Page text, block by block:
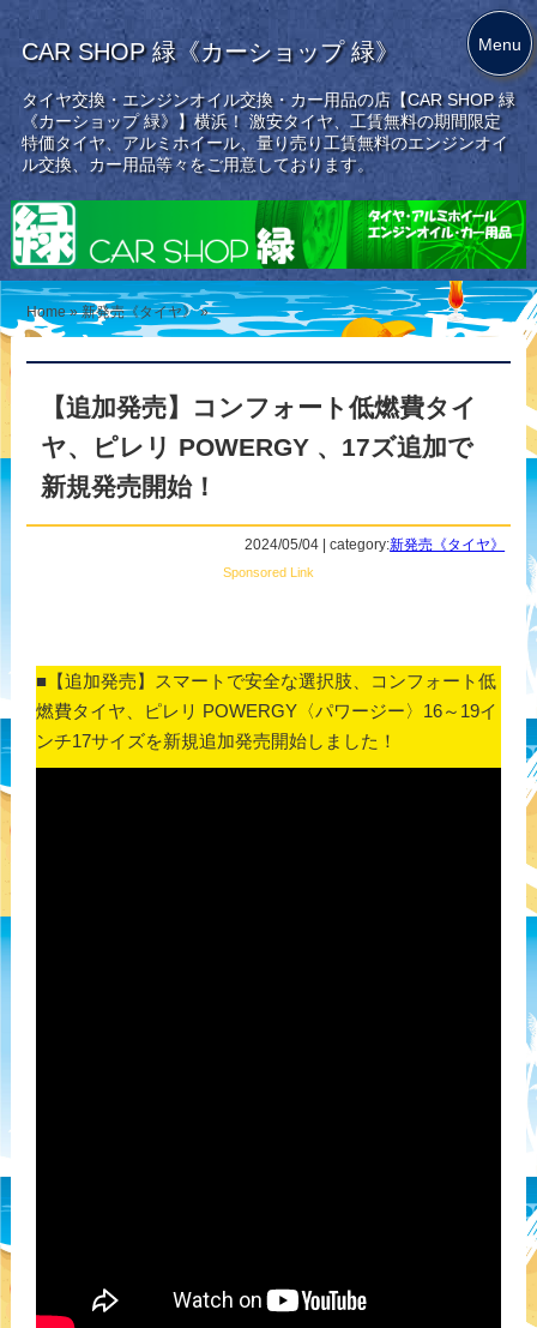
CAR SHOP 緑《カーショップ 緑》
タイヤ交換・エンジンオイル交換・カー用品の店【CAR SHOP 緑
《カーショップ 緑》】横浜！ 激安タイヤ、工賃無料の期間限定
特価タイヤ、アルミホイール、量り売り工賃無料のエンジンオイ
ル交換、カー用品等々をご用意しております。
Home »新発売《タイヤ》 »
【追加発売】コンフォート低燃費タイ
ヤ、ピレリ POWERGY 、17ズ追加で
新規発売開始！
2024/05/04 | category:新発売《タイヤ》
Sponsored Link
■【追加発売】スマートで安全な選択肢、コンフォート低
燃費タイヤ、ピレリ POWERGY〈パワージー〉16～19イ
ンチ17サイズを新規追加発売開始しました！
Menu